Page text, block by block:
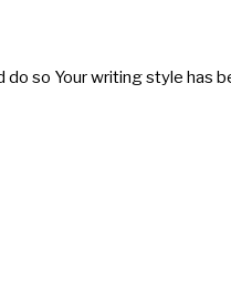
so Your writing style has